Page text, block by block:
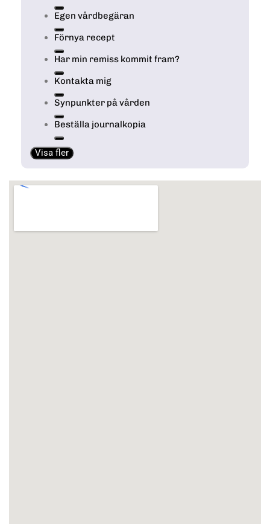
Egen vårdbegäran
Förnya recept
Har min remiss kommit fram?
Kontakta mig
Synpunkter på vården
Beställa journalkopia
Visa fler